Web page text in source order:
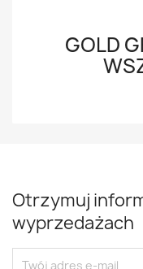
GOLD
Otrzymuj
wyprzedażach